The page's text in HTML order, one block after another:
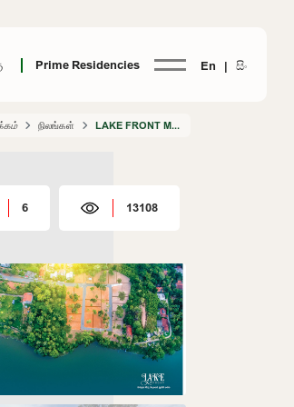
Prime Residencies En | සිං
நிலங்கள் LAKE FRONT MAKAVITA
6 13108